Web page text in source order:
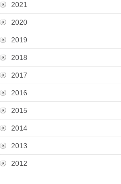
2021
2020
2019
2018
2017
2016
2015
2014
2013
2012